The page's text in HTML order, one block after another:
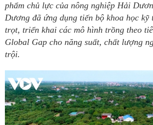
phẩm chủ lực của nông nghiệp Hải
Dương đã ứng dụng tiến bộ khoa học kỹ
trọt, triển khai các mô hình trồng theo
Global Gap cho năng suất, chất lượng
trội.